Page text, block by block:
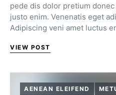
pede dis dolor pretium
justo enim. Venenatis eget
Adipiscing veni amet luctus
VIEW POST
AENEAN ELEIFEND